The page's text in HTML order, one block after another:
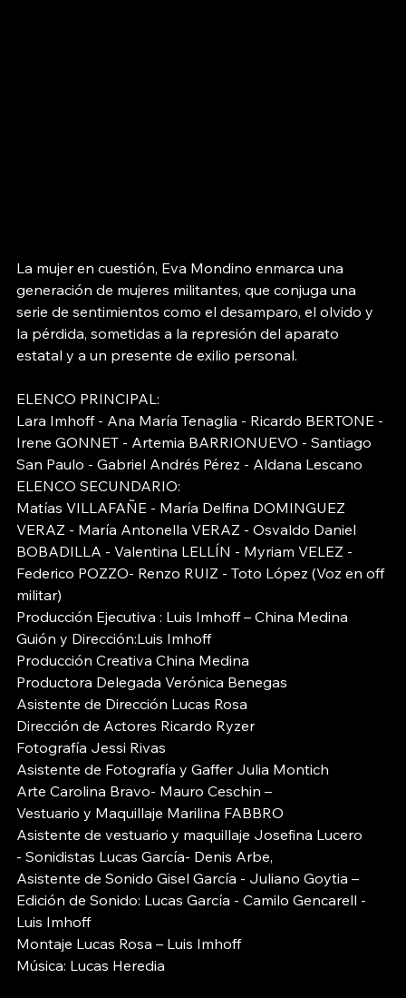
La mujer en cuestión, Eva Mondino enmarca una
generación de mujeres militantes, que conjuga una
serie de sentimientos como el desamparo, el olvido y
la pérdida, sometidas a la represión del aparato
estatal y a un presente de exilio personal.
ELENCO PRINCIPAL:
Lara Imhoff - Ana María Tenaglia - Ricardo BERTONE -
Irene GONNET - Artemia BARRIONUEVO - Santiago
San Paulo - Gabriel Andrés Pérez - Aldana Lescano
ELENCO SECUNDARIO:
Matías VILLAFAÑE - María Delfina DOMINGUEZ
VERAZ - María Antonella VERAZ - Osvaldo Daniel
BOBADILLA - Valentina LELLÍN - Myriam VELEZ -
Federico POZZO- Renzo RUIZ - Toto López (Voz en off
militar)
Producción Ejecutiva : Luis Imhoff – China Medina
Guión y Dirección:Luis Imhoff
Producción Creativa China Medina
Productora Delegada Verónica Benegas
Asistente de Dirección Lucas Rosa
Dirección de Actores Ricardo Ryzer
Fotografía Jessi Rivas
Asistente de Fotografía y Gaffer Julia Montich
Arte Carolina Bravo- Mauro Ceschin –
Vestuario y Maquillaje Marilina FABBRO
Asistente de vestuario y maquillaje Josefina Lucero
- Sonidistas Lucas García- Denis Arbe,
Asistente de Sonido Gisel García - Juliano Goytia –
Edición de Sonido: Lucas García - Camilo Gencarell -
Luis Imhoff
Montaje Lucas Rosa – Luis Imhoff
Música: Lucas Heredia